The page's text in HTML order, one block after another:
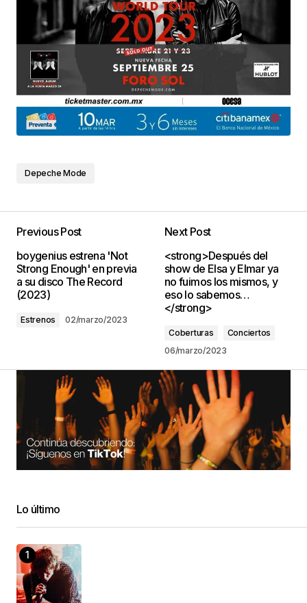
Depeche Mode
Previous Post
boygenius estrena 'Not
Strong Enough' en previa
a su disco The Record
(2023)
Estrenos 02/marzo/2023
Next Post
<strong>Después del
show de Elsa y Elmar ya
no fuimos los mismos, y
eso lo sabemos…
</strong>
Coberturas
Conciertos
06/marzo/2023
Lo último